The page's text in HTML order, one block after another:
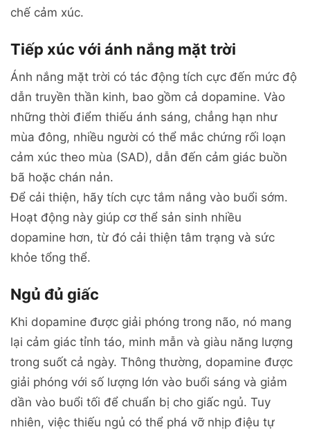
chế cảm xúc.
Tiếp xúc với ánh nắng mặt trời
Ánh nắng mặt trời có tác động tích cực đến mức độ
dẫn truyền thần kinh, bao gồm cả dopamine. Vào
những thời điểm thiếu ánh sáng, chẳng hạn như
mùa đông, nhiều người có thể mắc chứng rối loạn
cảm xúc theo mùa (SAD), dẫn đến cảm giác buồn
bã hoặc chán nản.
Để cải thiện, hãy tích cực tắm nắng vào buổi sớm.
Hoạt động này giúp cơ thể sản sinh nhiều
dopamine hơn, từ đó cải thiện tâm trạng và sức
khỏe tổng thể.
Ngủ đủ giấc
Khi dopamine được giải phóng trong não, nó mang
lại cảm giác tỉnh táo, minh mẫn và giàu năng lượng
trong suốt cả ngày. Thông thường, dopamine được
giải phóng với số lượng lớn vào buổi sáng và giảm
dần vào buổi tối để chuẩn bị cho giấc ngủ. Tuy
nhiên, việc thiếu ngủ có thể phá vỡ nhịp điệu tự